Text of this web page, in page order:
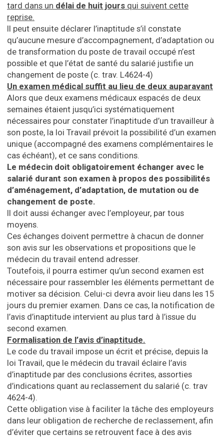
tard dans un délai de huit jours qui suivent cette
reprise.
Il peut ensuite déclarer l’inaptitude s’il constate
qu’aucune mesure d’accompagnement, d’adaptation ou
de transformation du poste de travail occupé n’est
possible et que l’état de santé du salarié justifie un
changement de poste (c. trav. L4624-4)
Un examen médical suffit au lieu de deux auparavant
Alors que deux examens médicaux espacés de deux
semaines étaient jusqu’ici systématiquement
nécessaires pour constater l’inaptitude d’un travailleur à
son poste, la loi Travail prévoit la possibilité d’un examen
unique (accompagné des examens complémentaires le
cas échéant), et ce sans conditions.
Le médecin doit obligatoirement échanger avec le
salarié durant son examen à propos des possibilités
d’aménagement, d’adaptation, de mutation ou de
changement de poste.
Il doit aussi échanger avec l’employeur, par tous
moyens.
Ces échanges doivent permettre à chacun de donner
son avis sur les observations et propositions que le
médecin du travail entend adresser.
Toutefois, il pourra estimer qu’un second examen est
nécessaire pour rassembler les éléments permettant de
motiver sa décision. Celui-ci devra avoir lieu dans les 15
jours du premier examen. Dans ce cas, la notification de
l’avis d’inaptitude intervient au plus tard à l’issue du
second examen.
Formalisation de l’avis d’inaptitude.
Le code du travail impose un écrit et précise, depuis la
loi Travail, que le médecin du travail éclaire l’avis
d’inaptitude par des conclusions écrites, assorties
d’indications quant au reclassement du salarié (c. trav
4624-4).
Cette obligation vise à faciliter la tâche des employeurs
dans leur obligation de recherche de reclassement, afin
d’éviter que certains se retrouvent face à des avis